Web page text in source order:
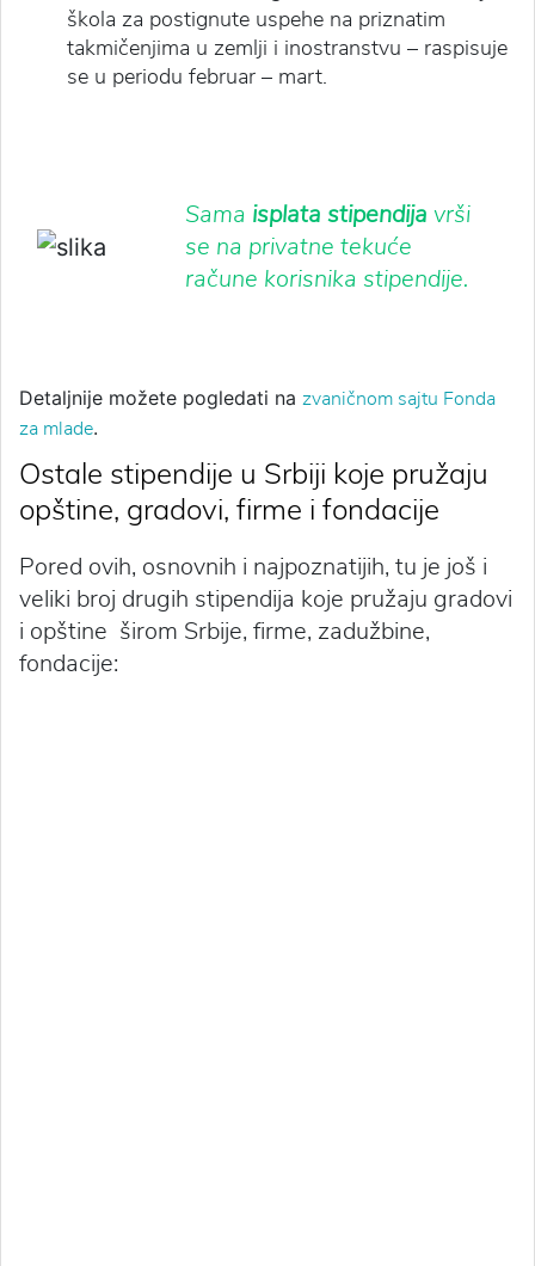
škola za postignute uspehe na priznatim
takmičenjima u zemlji i inostranstvu – raspisuje
se u periodu februar – mart.
Sama isplata stipendija vrši
se na privatne tekuće
račune korisnika stipendije.
Detaljnije možete pogledati na zvaničnom sajtu Fonda
za mlade.
Ostale stipendije u Srbiji koje pružaju
opštine, gradovi, firme i fondacije
Pored ovih, osnovnih i najpoznatijih, tu je još i
veliki broj drugih stipendija koje pružaju gradovi
i opštine širom Srbije, firme, zadužbine,
fondacije: